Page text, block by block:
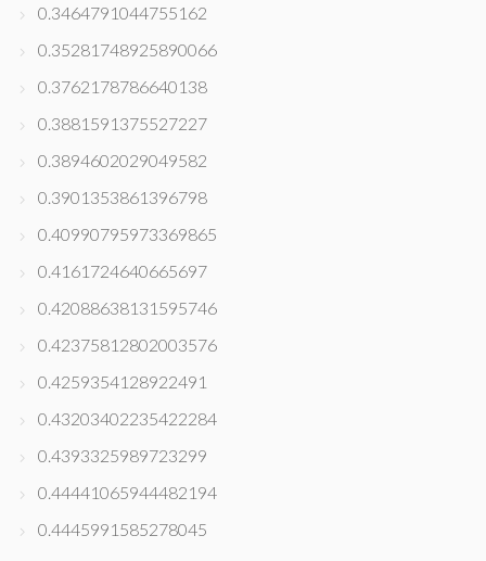
0.3464791044755162
0.35281748925890066
0.3762178786640138
0.3881591375527227
0.3894602029049582
0.3901353861396798
0.40990795973369865
0.4161724640665697
0.42088638131595746
0.42375812802003576
0.4259354128922491
0.43203402235422284
0.4393325989723299
0.44441065944482194
0.4445991585278045